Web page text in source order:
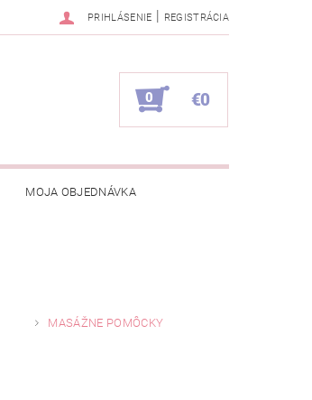
PRIHLÁSENIE | REGISTRÁCIA
0 €0
MOJA OBJEDNÁVKA
MASÁŽNE POMÔCKY